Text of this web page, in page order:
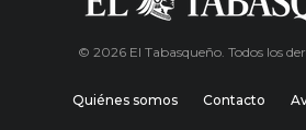
© 2026 El Tabasqueño. Todos los
Quiénes somos Contacto